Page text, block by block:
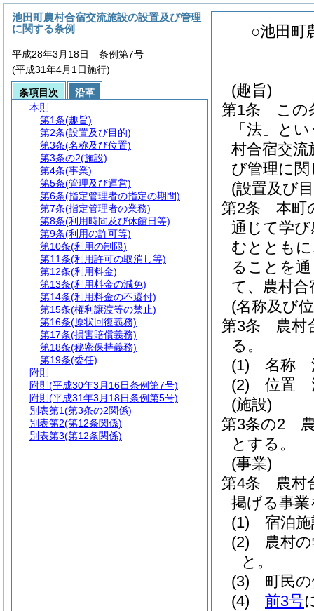
○池田町
(趣旨)
第1条
この
「法」と
村合宿交流
び管理に
(設置及び
第2条
本町
通じて学
むととも
ることを
て、農村
(名称及び
第3条
農村
る。
(1)
名称
(2)
位置
(施設)
第3条の2
とする。
(事業)
第4条
農村
掲げる事
(1)
宿泊
(2)
農村
と。
(3)
町民
(4)
前3号
池田町農村合宿交流施設の設置及び管理
に関する条例
平成28年3月18日 条例第7号
(平成31年4月1日施行)
条項目次
沿革
本則
第1条(趣旨)
第2条(設置及び目的)
第3条(名称及び位置)
第3条の2(施設)
第4条(事業)
第5条(管理及び運営)
第6条(指定管理者の指定の期間)
第7条(指定管理者の業務)
第8条(利用時間及び休館日等)
第9条(利用の許可等)
第10条(利用の制限)
第11条(利用許可の取消し等)
第12条(利用料金)
第13条(利用料金の減免)
第14条(利用料金の不還付)
第15条(権利譲渡等の禁止)
第16条(原状回復義務)
第17条(損害賠償義務)
第18条(秘密保持義務)
第19条(委任)
附則
附則 (平成30年3月16日条例第7号)
附則 (平成31年3月18日条例第5号)
別表第1(第3条の2関係)
別表第2(第12条関係)
別表第3(第12条関係)